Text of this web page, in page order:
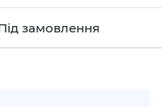
замовлення